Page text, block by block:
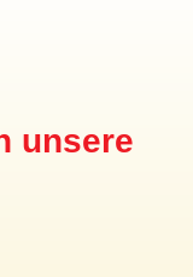
unsere